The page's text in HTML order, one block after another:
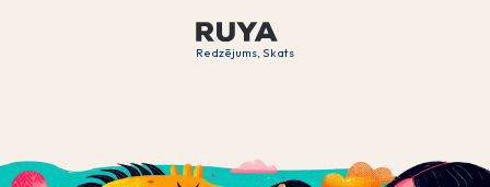
Redzējums, Skats